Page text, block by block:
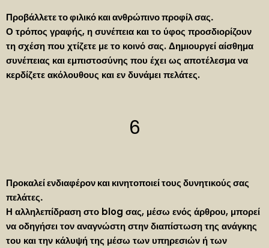
Προβάλλετε το φιλικό και ανθρώπινο προφίλ σας.
Ο τρόπος γραφής, η συνέπεια και το ύφος προσδιορίζουν
τη σχέση που χτίζετε με το κοινό σας. Δημιουργεί αίσθημα
συνέπειας και εμπιστοσύνης που έχει ως αποτέλεσμα να
κερδίζετε ακόλουθους και εν δυνάμει πελάτες.
6
Προκαλεί ενδιαφέρον και κινητοποιεί τους δυνητικούς σας
πελάτες.
Η αλληλεπίδραση στο blog σας, μέσω ενός άρθρου, μπορεί
να οδηγήσει τον αναγνώστη στην διαπίστωση της ανάγκης
του και την κάλυψή της μέσω των υπηρεσιών ή των